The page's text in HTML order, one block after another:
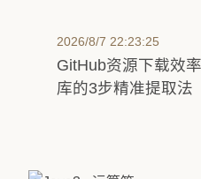
2026/8/7 22:23:25
GitHub资源下载效
库的3步精准提取法